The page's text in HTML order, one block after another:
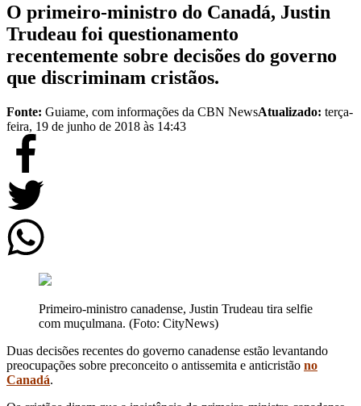
O primeiro-ministro do Canadá, Justin
Trudeau foi questionamento
recentemente sobre decisões do governo
que discriminam cristãos.
Fonte: Guiame, com informações da CBN NewsAtualizado: terça-
feira, 19 de junho de 2018 às 14:43
Primeiro-ministro canadense, Justin Trudeau tira selfie
com muçulmana. (Foto: CityNews)
Duas decisões recentes do governo canadense estão levantando
preocupações sobre preconceito o antissemita e anticristão no
Canadá.